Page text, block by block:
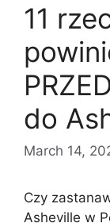
11
do
March 14,
Czy
Asheville w